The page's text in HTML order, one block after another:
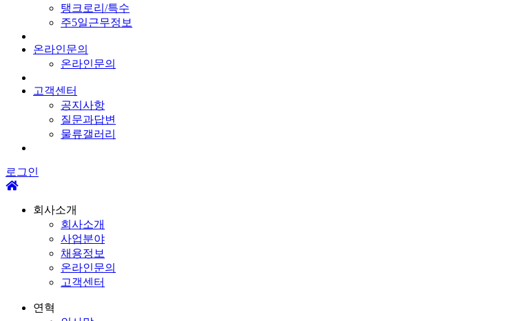
탱크로리/특수
주5일근무정보
온라인문의
온라인문의
고객센터
공지사항
질문과답변
물류갤러리
로그인
회사소개
회사소개
사업분야
채용정보
온라인문의
고객센터
연혁